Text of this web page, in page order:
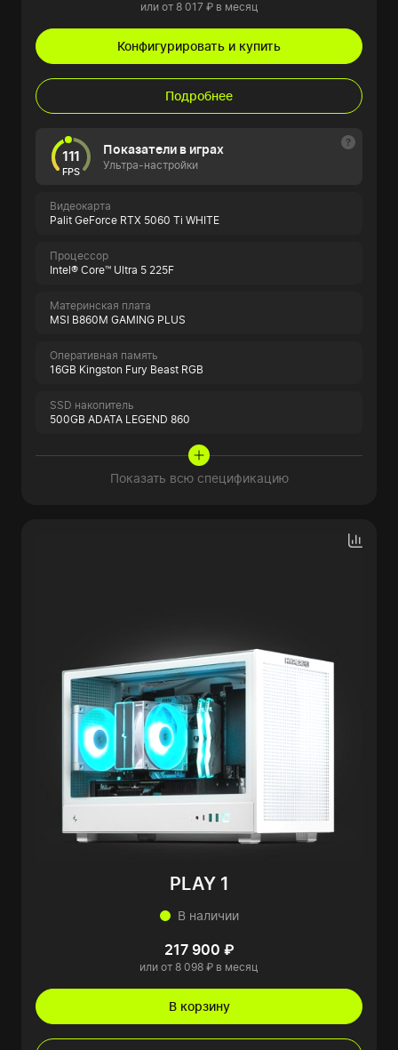
или от 8 017 ₽ в месяц
Конфигурировать и купить
Подробнее
111
FPS
Показатели в играх
Ультра-настройки
Видеокарта
Palit GeForce RTX 5060 Ti WHITE
Процессор
Intel® Core™ Ultra 5 225F
Материнская плата
MSI B860M GAMING PLUS
Оперативная память
16GB Kingston Fury Beast RGB
SSD накопитель
500GB ADATA LEGEND 860
Показать всю спецификацию
PLAY 1
В наличии
217 900 ₽
или от 8 098 ₽ в месяц
В корзину